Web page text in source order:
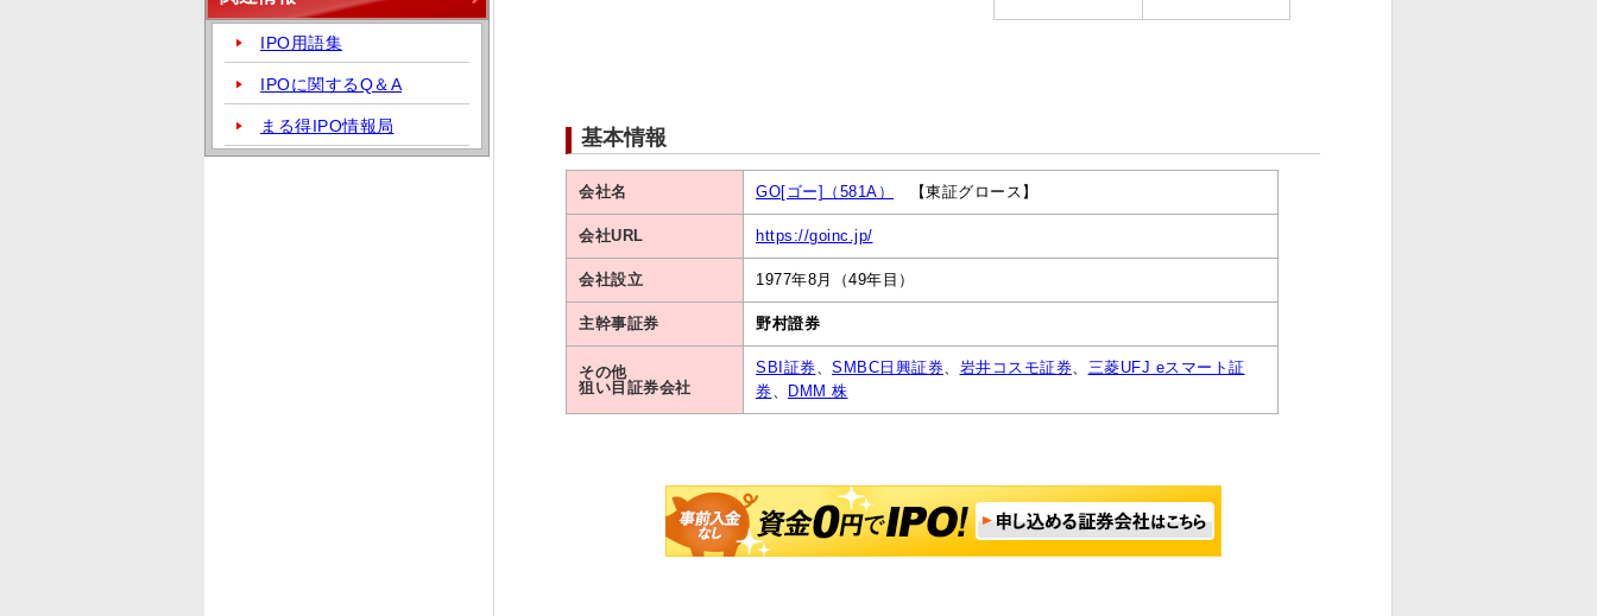
IPO用語集
IPOに関するQ＆A
まる得IPO情報局 基本情報
会社名 GO[ゴー]（581A） 【東証グロース】
会社URL https://goinc.jp/
会社設立 1977年8月（49年目）
主幹事証券 野村證券
その他
狙い目証券会社
SBI証券、 SMBC日興証券、 岩井コスモ証券、 三菱UFJ eスマート証
券、 DMM 株